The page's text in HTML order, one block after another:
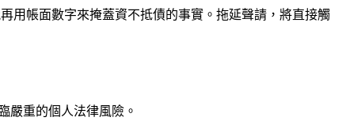
用帳面數字來掩蓋資不抵債的事實。拖延聲請，將直接觸
嚴重的個人法律風險。